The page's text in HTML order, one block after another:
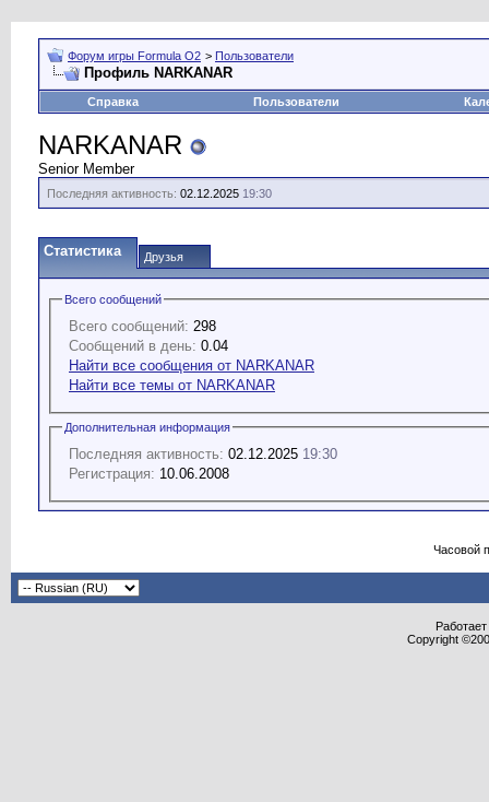
Форум игры Formula O2 > Пользователи
Профиль NARKANAR
Справка Пользователи
NARKANAR
Senior Member
Последняя активность: 02.12.2025 19:30
Статистика Друзья
Всего сообщений
Всего сообщений: 298
Сообщений в день: 0.04
Найти все сообщения от NARKANAR
Найти все темы от NARKANAR
Дополнительная информация
Последняя активность: 02.12.2025 19:30
Регистрация: 10.06.2008
Часовой
Copyright